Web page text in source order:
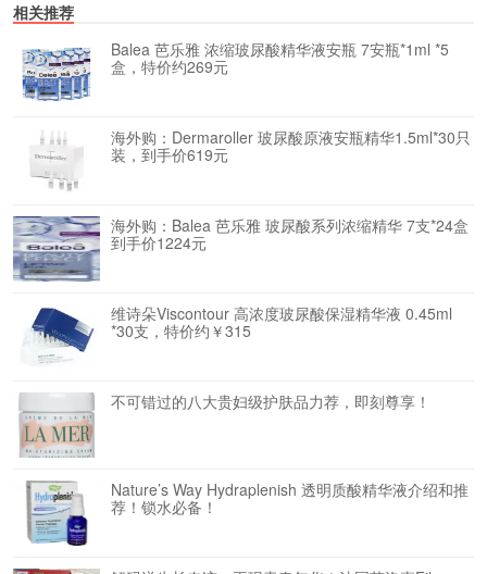
相关推荐
Balea 芭乐雅 浓缩玻尿酸精华液安瓶 7安瓶*1ml *5
盒，特价约269元
海外购：Dermaroller 玻尿酸原液安瓶精华1.5ml*30只
装，到手价619元
海外购：Balea 芭乐雅 玻尿酸系列浓缩精华 7支*24盒
到手价1224元
维诗朵Viscontour 高浓度玻尿酸保湿精华液 0.45ml
*30支，特价约￥315
不可错过的八大贵妇级护肤品力荐，即刻尊享！
Nature’s Way Hydraplenish 透明质酸精华液介绍和推
荐！锁水必备！